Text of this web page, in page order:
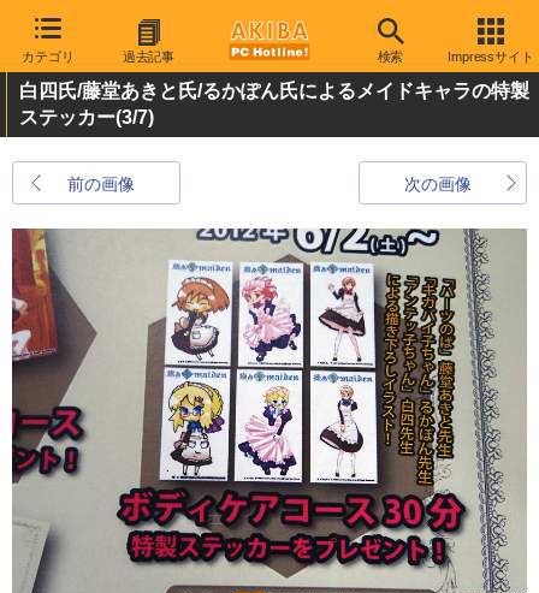
カテゴリ 過去記事 検索 Impressサイト
白四氏/藤堂あきと氏/るかぽん氏によるメイドキャラの特製
ステッカー(3/7)
前の画像 次の画像